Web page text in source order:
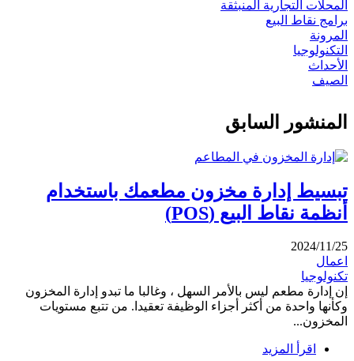
المحلات التجارية المنبثقة
برامج نقاط البيع
المرونة
التكنولوجيا
الأحداث
الصيف
المنشور السابق
تبسيط إدارة مخزون مطعمك باستخدام
أنظمة نقاط البيع (POS)
2024/11/25
اعمال
تكنولوجيا
إن إدارة مطعم ليس بالأمر السهل ، وغالبا ما تبدو إدارة المخزون
وكأنها واحدة من أكثر أجزاء الوظيفة تعقيدا. من تتبع مستويات
المخزون...
اقرأ المزيد